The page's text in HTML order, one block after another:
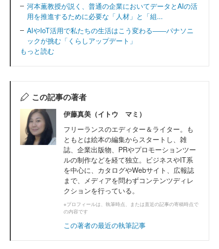
河本薫教授が説く、普通の企業においてデータとAIの活
用を推進するために必要な「人材」と「組...
AIやIoT活用で私たちの生活はこう変わる――パナソニ
ックが挑む「くらしアップデート」
もっと読む
この記事の著者
伊藤真美（イトウ マミ）
フリーランスのエディター＆ライター。も
ともとは絵本の編集からスタートし、雑
誌、企業出版物、PRやプロモーションツー
ルの制作などを経て独立。ビジネスやIT系
を中心に、カタログやWebサイト、広報誌
まで、メディアを問わずコンテンツディレ
クションを行っている。
※プロフィールは、執筆時点、または直近の記事の寄稿時点で
の内容です
この著者の最近の執筆記事